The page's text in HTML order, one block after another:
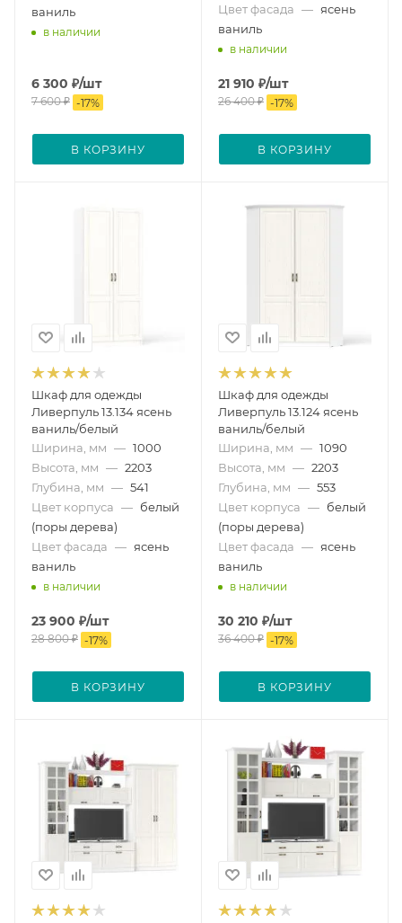
ваниль
в наличии
6 300 ₽/шт
7 600₽ -17%
В КОРЗИНУ
Цвет фасада — ясень
ваниль
в наличии
21 910 ₽/шт
26 400₽ -17%
В КОРЗИНУ
Шкаф для одежды
Ливерпуль 13.134 ясень
ваниль/белый
Ширина, мм — 1000
Высота, мм — 2203
Глубина, мм — 541
Цвет корпуса — белый
(поры дерева)
Цвет фасада — ясень
ваниль
в наличии
23 900 ₽/шт
28 800₽ -17%
В КОРЗИНУ
Шкаф для одежды
Ливерпуль 13.124 ясень
ваниль/белый
Ширина, мм — 1090
Высота, мм — 2203
Глубина, мм — 553
Цвет корпуса — белый
(поры дерева)
Цвет фасада — ясень
ваниль
в наличии
30 210 ₽/шт
36 400₽ -17%
В КОРЗИНУ